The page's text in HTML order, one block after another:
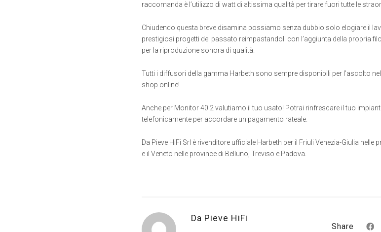
raccomanda è l’utilizzo di watt di altissima qualità per tirare fuori tutte le
Chiudendo questa breve disamina possiamo senza dubbio solo elogiare il
prestigiosi progetti del passato reimpastandoli con l’aggiunta della propria
per la riproduzione sonora di qualità.
Tutti i diffusori della gamma Harbeth sono sempre disponibili per l’ascolto
shop online!
Anche per Monitor 40.2 valutiamo il tuo usato! Potrai rinfrescare il tuo
telefonicamente per accordare un pagamento rateale.
Da Pieve HiFi Srl è rivenditore ufficiale Harbeth per il Friuli Venezia-Giulia nelle
e il Veneto nelle province di Belluno, Treviso e Padova.
Da Pieve HiFi
Share